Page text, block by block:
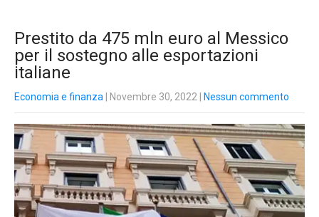
Prestito da 475 mln euro al Messico
per il sostegno alle esportazioni
italiane
Economia e finanza | Novembre 30, 2022 Nessun commento